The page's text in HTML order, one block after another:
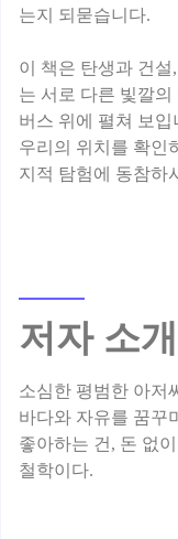
는지 되묻습니다.
이 책은 탄생과 건
는 서로 다른 빛깔의
버스 위에 펼쳐 보
우리의 위치를 확인
저자 소개
소심한 평범한 아저
바다와 자유를 꿈꾸
좋아하는 건, 돈 없